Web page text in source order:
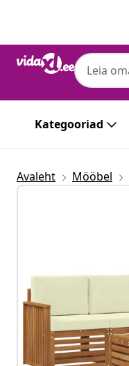
Kategooriad
Avaleht Mööbel